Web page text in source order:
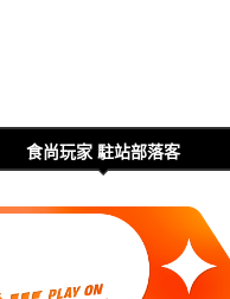
食尚玩家 駐站部落客